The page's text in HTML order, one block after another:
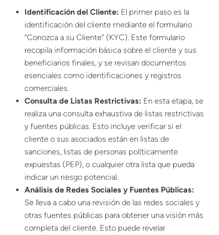
Identificación del Cliente: El primer paso es la
identificación del cliente mediante el formulario
“Conozca a su Cliente” (KYC). Este formulario
recopila información básica sobre el cliente y sus
beneficiarios finales, y se revisan documentos
esenciales como identificaciones y registros
comerciales.
Consulta de Listas Restrictivas: En esta etapa, se
realiza una consulta exhaustiva de listas restrictivas
y fuentes públicas. Esto incluye verificar si el
cliente o sus asociados están en listas de
sanciones, listas de personas políticamente
expuestas (PEP), o cualquier otra lista que pueda
indicar un riesgo potencial.
Análisis de Redes Sociales y Fuentes Públicas:
Se lleva a cabo una revisión de las redes sociales y
otras fuentes públicas para obtener una visión más
completa del cliente. Esto puede revelar